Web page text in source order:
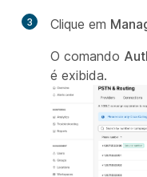
3 Clique em
O comando
é exibida.